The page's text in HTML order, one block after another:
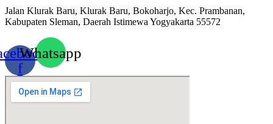
Jalan Klurak Baru, Klurak Baru, Bokoharjo, Kec. Prambanan,
Kabupaten Sleman, Daerah Istimewa Yogyakarta 55572
f
Whatsapp